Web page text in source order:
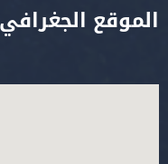
الموقع الجغرافي